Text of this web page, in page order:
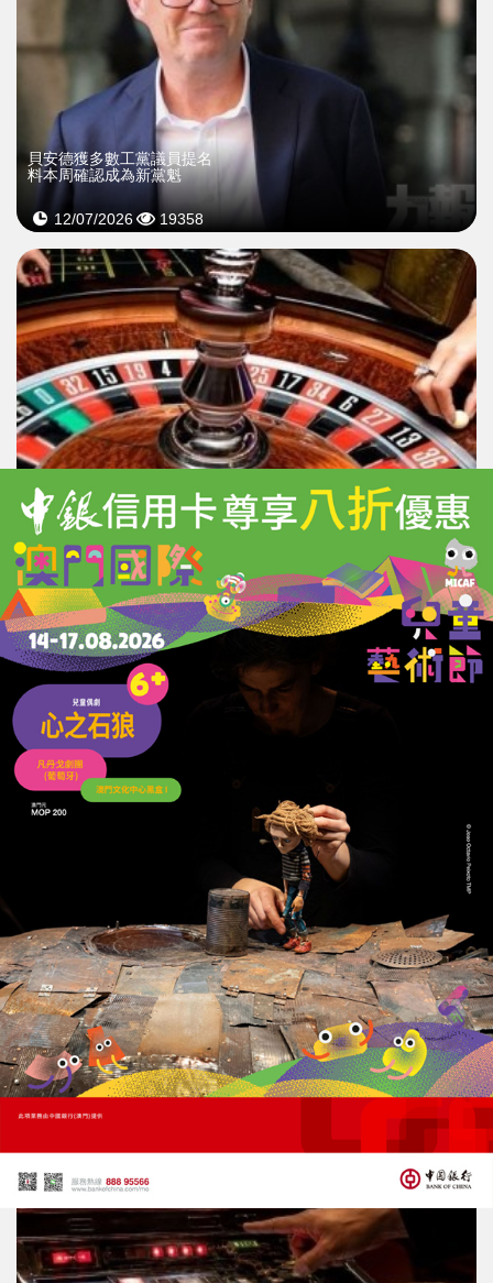
貝安德獲多數工黨議員提名
料本周確認成為新黨魁
12/07/2026 19358
英博彩牌照費明年加25%
監管加碼打擊非法賭博
06/07/2026 12460
外交資歷成籌碼
施紀賢或轉戰北約秘書長
30/06/2026 33199